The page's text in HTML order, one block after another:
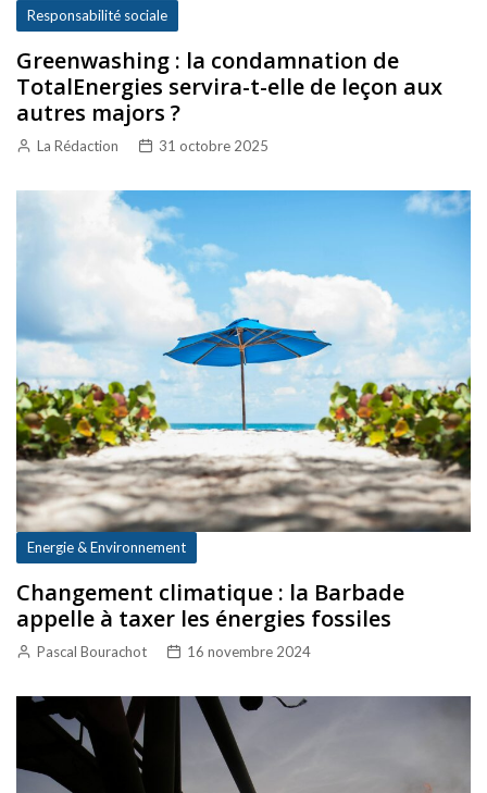
Responsabilité sociale
Greenwashing : la condamnation de
TotalEnergies servira-t-elle de leçon aux
autres majors ?
La Rédaction 31 octobre 2025
Energie & Environnement
Changement climatique : la Barbade
appelle à taxer les énergies fossiles
Pascal Bourachot 16 novembre 2024